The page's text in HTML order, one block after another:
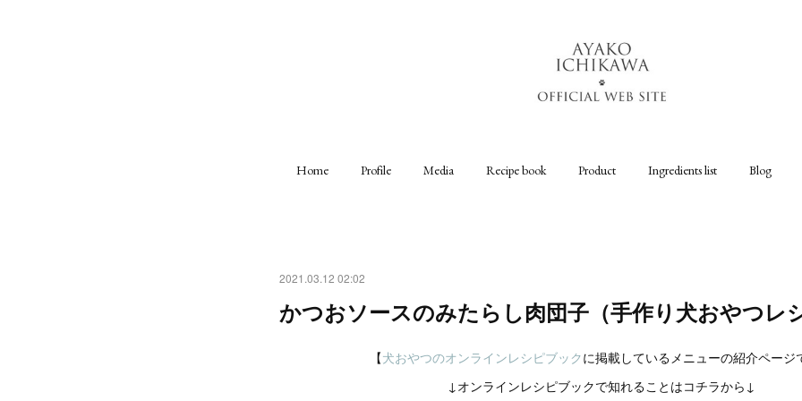
Home Profile Media Recipe book Product Ingredients list Blog
2021.03.12 02:02
かつおソースのみたらし肉団子（手作り犬おやつレ
【犬おやつのオンラインレシピブックに掲載しているメニューの紹介ページ
↓オンラインレシピブックで知れることはコチラから↓